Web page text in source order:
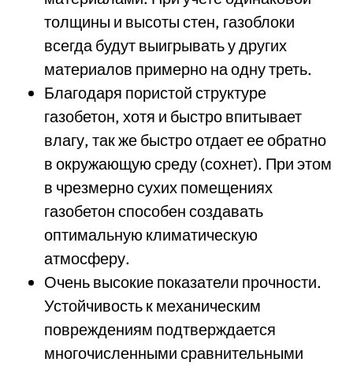
толщины и высоты стен, газоблоки
всегда будут выигрывать у других
материалов примерно на одну треть.
Благодаря пористой структуре
газобетон, хотя и быстро впитывает
влагу, так же быстро отдает ее обратно
в окружающую среду (сохнет). При этом
в чрезмерно сухих помещениях
газобетон способен создавать
оптимальную климатическую
атмосферу.
Очень высокие показатели прочности.
Устойчивость к механическим
повреждениям подтверждается
многочисленными сравнительными